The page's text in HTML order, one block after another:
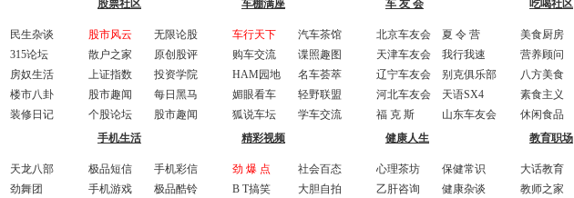
民生杂谈
315论坛
房奴生活
楼市八卦
装修日记
股票社区
股市风云
无限论股
散户之家
原创股评
上证指数
投资学院
股市趣闻
每日黑马
个股论坛
股市趣闻
车棚满座
车行天下
汽车茶馆
购车交流
谍照趣图
HAM园地
名车荟萃
媚眼看车
轻野联盟
狐说车坛
学车交流
车 友 会
北京车友会
夏 令 营
天津车友会
我行我速
辽宁车友会
别克俱乐部
河北车友会
天语SX4
福 克 斯
山东车友会
吃喝社区
美食厨房
营养顾问
八方美食
素食主义
休闲食品
天龙八部
劲舞团
手机生活
极品短信
手机彩信
手机游戏
极品酷铃
精彩视频
劲 爆 点
社会百态
B T搞笑
大胆自拍
健康人生
心理茶坊
保健常识
乙肝咨询
健康杂谈
教育职场
大话教育
教师之家